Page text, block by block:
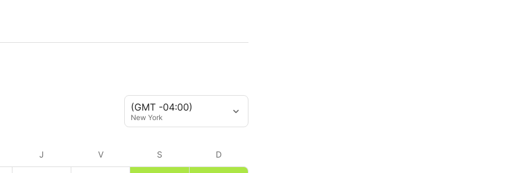
(GMT -04:00)
New York
J V S D